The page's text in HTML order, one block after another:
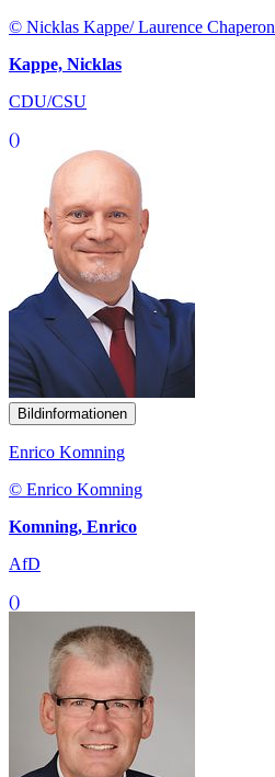
© Nicklas Kappe/ Laurence Chaperon
Kappe, Nicklas
CDU/CSU
()
Bildinformationen
Enrico Komning
© Enrico Komning
Komning, Enrico
AfD
()